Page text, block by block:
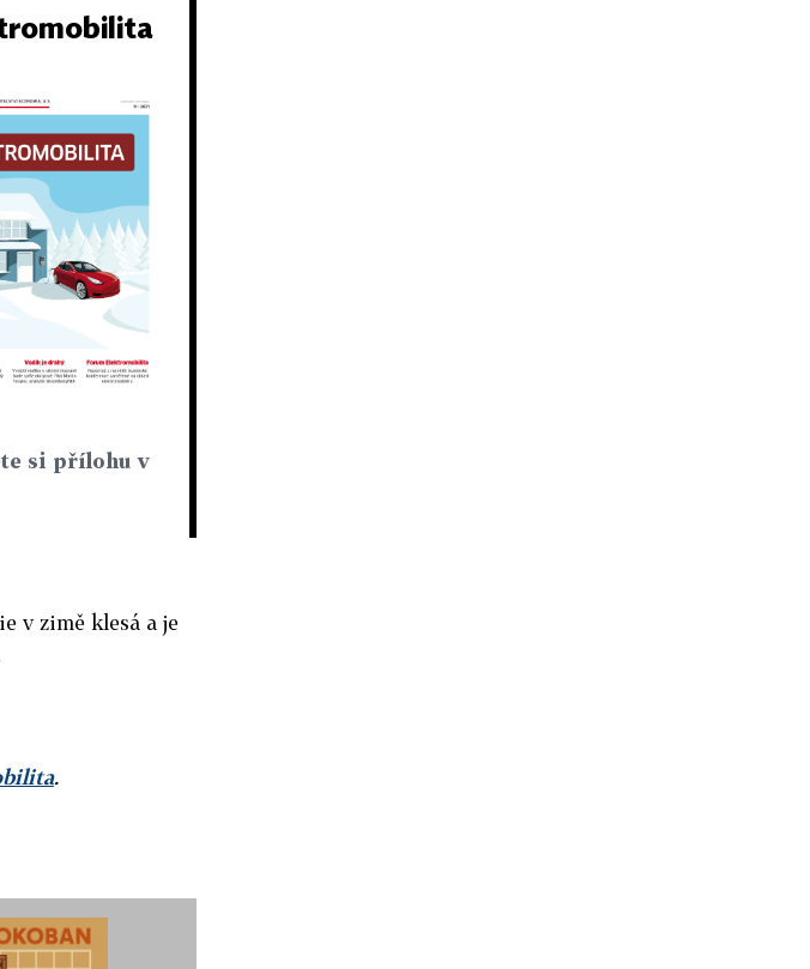
si přílohu v
v zimě klesá a je
.